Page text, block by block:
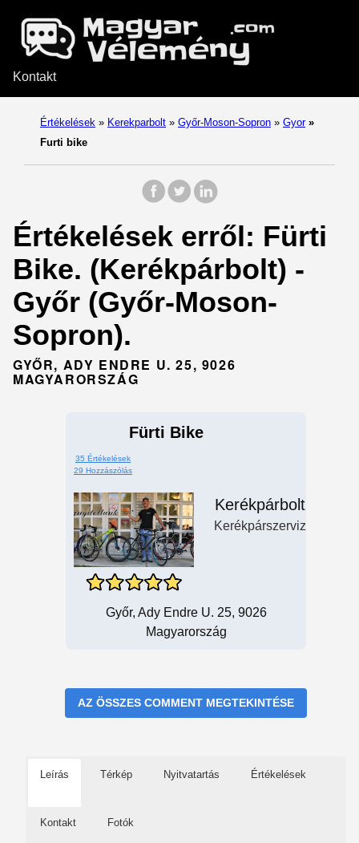
Kontakt
Értékelések » Kerekparbolt » Győr-Moson-Sopron » Gyor »
Furti bike
Értékelések erről: Fürti
Bike. (Kerékpárbolt) -
Győr (Győr-Moson-
Sopron).
GYŐR, ADY ENDRE U. 25, 9026
MAGYARORSZÁG
Fürti Bike
35 Értékelések
29 Hozzászólás
Kerékpárbolt
Kerékpárszerviz
Győr, Ady Endre U. 25, 9026
Magyarország
AZ ÖSSZES COMMENT MEGTEKINTÉSE
Leírás Térkép Nyitvatartás Értékelések
Kontakt Fotók